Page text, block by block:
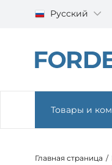
Русский
Товары и
Главная страница /